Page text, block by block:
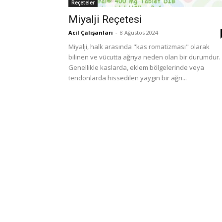
Reçeteler
Miyalji Reçetesi
Acil Çalışanları - 8 Ağustos 2024
Miyalji, halk arasında "kas romatizması" olarak
bilinen ve vücutta ağrıya neden olan bir durumdur.
Genellikle kaslarda, eklem bölgelerinde veya
tendonlarda hissedilen yaygın bir ağrı...